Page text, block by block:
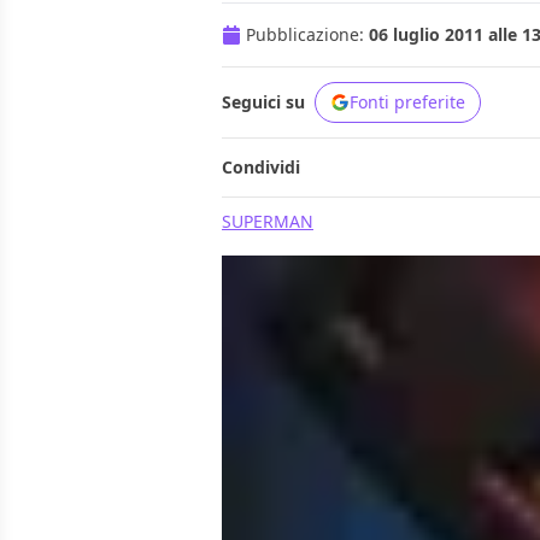
Pubblicazione: 06 luglio 2011 alle
Seguici su Fonti preferite
Condividi
SUPERMAN